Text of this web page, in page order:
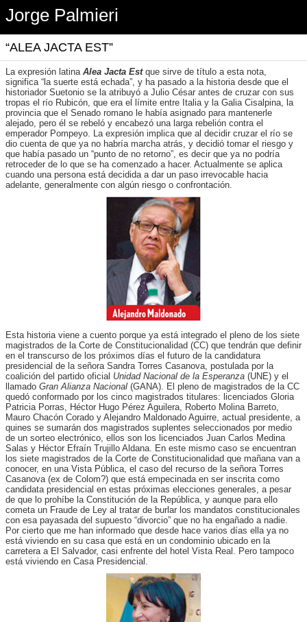
Jorge Palmieri
“ALEA JACTA EST”
La expresión latina Alea Jacta Estque sirve de título a esta nota,
significa “la suerte está echada”, y ha pasado a la historia desde que el
historiador Suetonio se la atribuyó a Julio César antes de cruzar con sus
tropas el río Rubicón, que era el límite entre Italia y la Galia Cisalpina, la
provincia que el Senado romano le había asignado para mantenerle
alejado, pero él se rebeló y encabezó una larga rebelión contra el
emperador Pompeyo. La expresión implica que al decidir cruzar el río se
dio cuenta de que ya no habría marcha atrás, y decidió tomar el riesgo y
que había pasado un “punto de no retorno”, es decir que ya no podría
retroceder de lo que se ha comenzado a hacer. Actualmente se aplica
cuando una persona está decidida a dar un paso irrevocable hacia
adelante, generalmente con algún riesgo o confrontación.
Esta historia viene a cuento porque ya está integrado el pleno de los siete
magistrados de la Corte de Constitucionalidad (CC) que tendrán que definir
en el transcurso de los próximos días el futuro de la candidatura
presidencial de la señora Sandra Torres Casanova, postulada por la
coalición del partido oficial Unidad Nacional de la Esperanza (UNE) y el
llamado Gran Alianza Nacional (GANA). El pleno de magistrados de la CC
quedó conformado por los cinco magistrados titulares: licenciados Gloria
Patricia Porras, Héctor Hugo Pérez Aguilera, Roberto Molina Barreto,
Mauro Chacón Corado y Alejandro Maldonado Aguirre, actual presidente, a
quines se sumarán dos magistrados suplentes seleccionados por medio
de un sorteo electrónico, ellos son los licenciados Juan Carlos Medina
Salas y Héctor Efraín Trujillo Aldana. En este mismo caso se encuentran
los siete magistrados de la Corte de Constitucionalidad que mañana van a
conocer, en una Vista Pública, el caso del recurso de la señora Torres
Casanova (ex de Colom?) que está empecinada en ser inscrita como
candidata presidencial en estas próximas elecciones generales, a pesar
de que lo prohíbe la Constitución de la República, y aunque para ello
cometa un Fraude de Ley al tratar de burlar los mandatos constitucionales
con esa payasada del supuesto “divorcio” que no ha engañado a nadie.
Por cierto que me han informado que desde hace varios días ella ya no
está viviendo en su casa que está en un condominio ubicado en la
carretera a El Salvador, casi enfrente del hotel Vista Real. Pero tampoco
está viviendo en Casa Presidencial.